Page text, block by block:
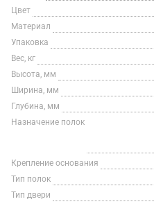
Цвет
Материал
Упаковка
Вес, кг
Высота, мм
Ширина, мм
Глубина, мм
Назначение полок
Крепление основания
Тип полок
Тип двери